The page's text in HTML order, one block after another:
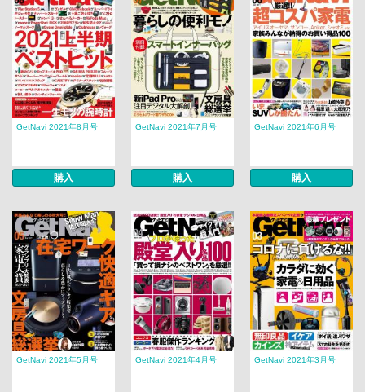
GetNavi 2021年8月号
購入
GetNavi 2021年7月号
購入
GetNavi 2021年6月号
購入
GetNavi 2021年5月号 GetNavi 2021年4月号 GetNavi 2021年3月号